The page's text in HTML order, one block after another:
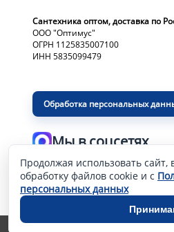
Сантехника оптом, доставка по
ООО "Оптимус"
ОГРН 1125835007100
ИНН 5835099479
Обработка персональных
Мы в соцсетях
Разработка и продвижение сайта
Продолжая использовать сайт,
обработку файлов cookie и с
персональных данных